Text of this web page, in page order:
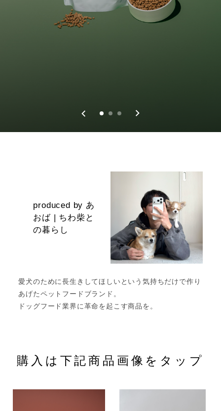
produced by あ
おば | ちわ柴と
の暮らし
愛犬のために長生きしてほしいという気持ちだけで作り
あげたペットフードブランド。
ドッグフード業界に革命を起こす商品を。
購入は下記商品画像をタップ